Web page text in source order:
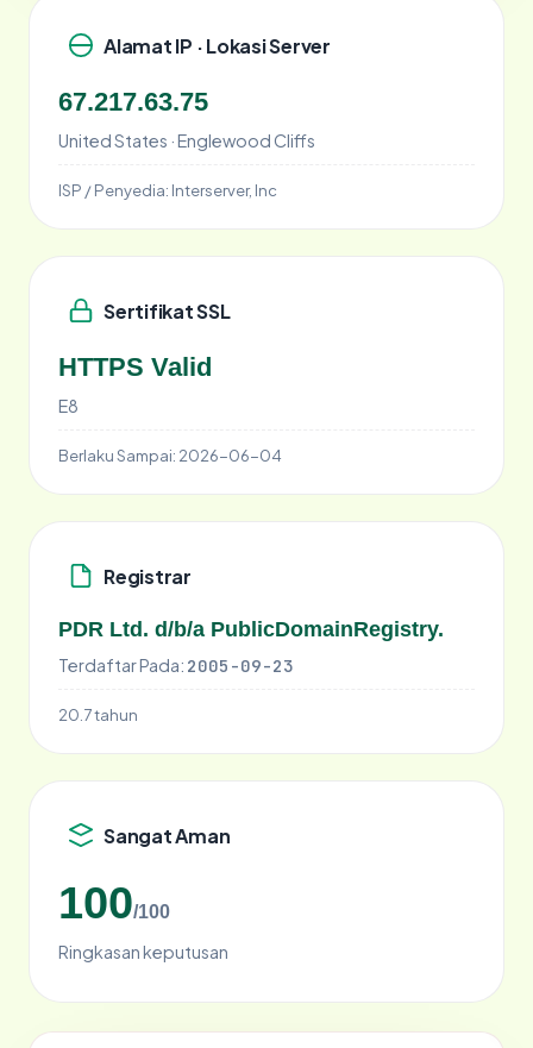
Alamat IP · Lokasi Server
67.217.63.75
United States · Englewood Cliffs
ISP / Penyedia: Interserver, Inc
Sertifikat SSL
HTTPS Valid
E8
Berlaku Sampai: 2026-06-04
Registrar
PDR Ltd. d/b/a PublicDomainRegistry.
Terdaftar Pada: 2005-09-23
20.7 tahun
Sangat Aman
100/100
Ringkasan keputusan